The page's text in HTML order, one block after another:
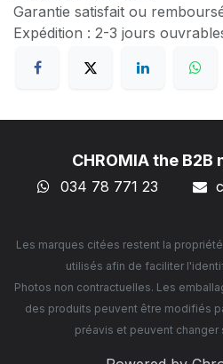
Garantie satisfait ou
Expédition : 2-3 jours
CHROMIA the
034 78 771 23
Les marques citées restent la
utilisés afin de faciliter
Photos non contractuelles. Les
des produits peuvent être modifiés
préavis et peuvent changer